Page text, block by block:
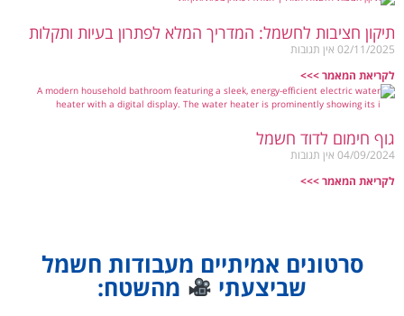
תיקון חציבות לחשמל: המדריך המלא לפתרון בעיות ותקלות
02/11/2025 אין תגובות
לקריאת המאמר >>>
גוף חימום לדוד חשמל
04/09/2024 אין תגובות
לקריאת המאמר >>>
סרטונים אמיתיים מעבודות חשמל
שביצעתי מהשטח: